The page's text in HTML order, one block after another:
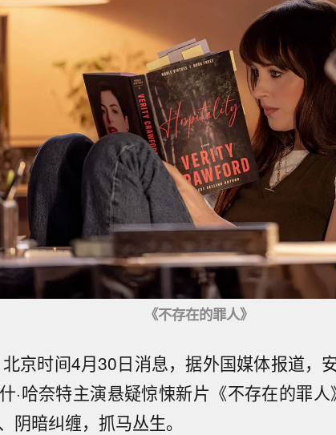
《不存在的罪人》
京时间4月30日消息，据外国媒体报道，
·哈奈特主演悬疑惊悚新片《不存在的罪
阴暗纠缠，抓马丛生。